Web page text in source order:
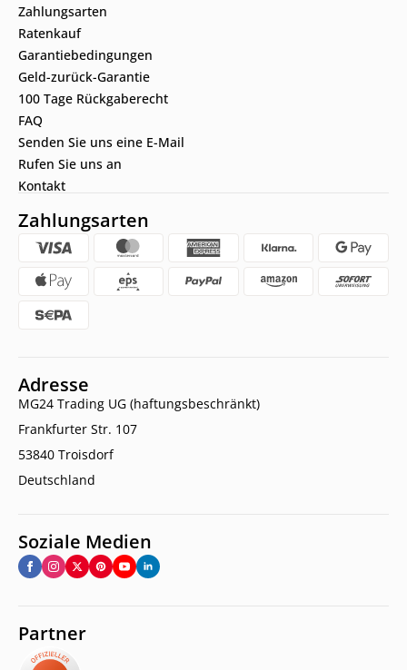
Zahlungsarten
Ratenkauf
Garantiebedingungen
Geld-zurück-Garantie
100 Tage Rückgaberecht
FAQ
Senden Sie uns eine E-Mail
Rufen Sie uns an
Kontakt
Zahlungsarten
Adresse
MG24 Trading UG (haftungsbeschränkt)
Frankfurter Str. 107
53840 Troisdorf
Deutschland
Soziale Medien
Partner